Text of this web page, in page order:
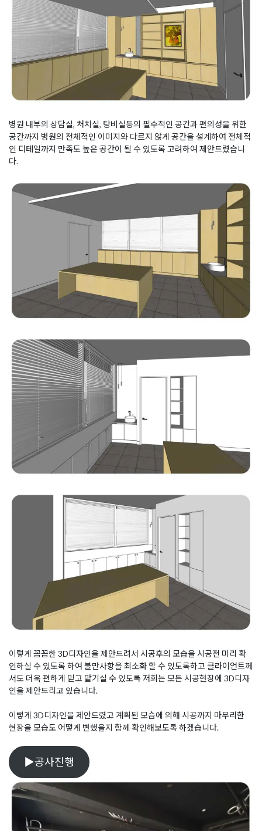
병원 내부의 상담실, 처치실, 탕비실등의 필수적인 공간과 편의성을 위한
공간까지 병원의 전체적인 이미지와 다르지 않게 공간을 설계하여 전체적
인 디테일까지 만족도 높은 공간이 될 수 있도록 고려하여 제안드렸습니
다.
이렇게 꼼꼼한 3D디자인을 제안드려서 시공후의 모습을 시공전 미리 확
인하실 수 있도록 하여 불만사항을 최소화 할 수 있도록하고 클라이언트께
서도 더욱 편하게 믿고 맡기실 수 있도록 저희는 모든 시공현장에 3D디자
인을 제안드리고 있습니다.
이렇게 3D디자인을 제안드렸고 계획된 모습에 의해 시공까지 마무리한
현장을 모습도 어떻게 변했을지 함께 확인해보도록 하겠습니다.
▶공사진행